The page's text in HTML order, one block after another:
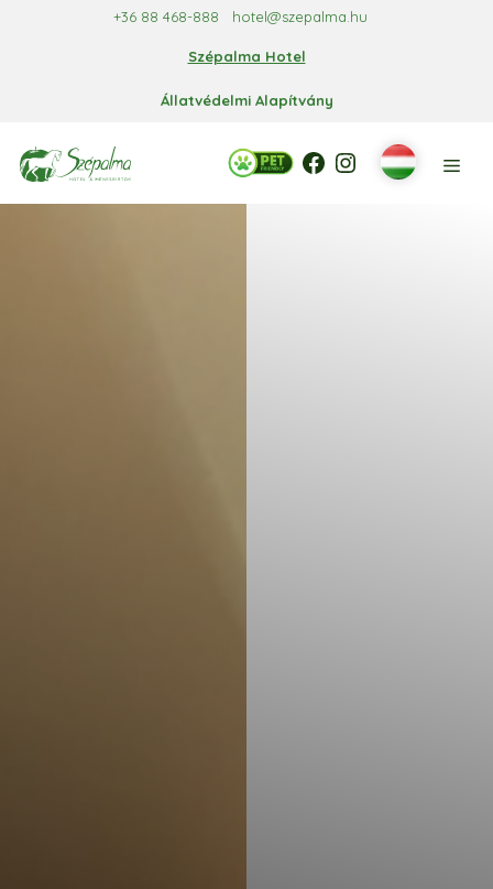
+36 88 468-888 hotel@szepalma.hu
Szépalma Hotel
Állatvédelmi Alapítvány
Facebook Facebook
Instagram